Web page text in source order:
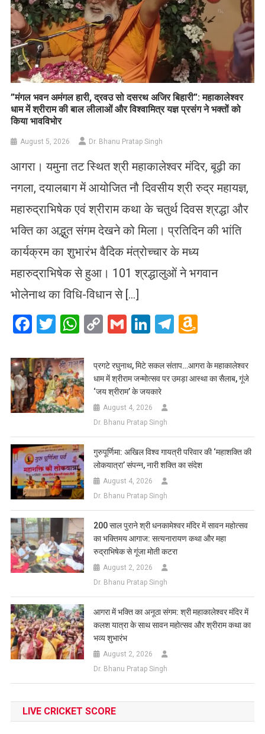
​”मंगल भवन अमंगल हारी, द्रवउ सो दसरथ अजिर बिहारी”: महाकालेश्वर
धाम में श्रीराम की बाल लीलाओं और विश्वामित्र यज्ञ प्रसंग ने भक्तों को
किया भावविभोर
August 5, 2026 Dr. Bhanu Pratap Singh
आगरा। यमुना तट स्थित श्री महाकालेश्वर मंदिर, बूढ़ी का
नगला, दयालबाग में आयोजित नौ दिवसीय श्री रुद्र महायज्ञ,
महारुद्राभिषेक एवं श्रीराम कथा के चतुर्थ दिवस श्रद्धा और
भक्ति का अद्भुत संगम देखने को मिला। प्रतिदिन की भांति
कार्यक्रम का शुभारंभ वैदिक मंत्रोच्चार के मध्य
महारुद्राभिषेक से हुआ। 101 श्रद्धालुओं ने भगवान
भोलेनाथ का विधि-विधान से […]
Facebook
Twitter
WhatsApp
CopyGmailLinkedIn
Telegram
List
प्रगटे रघुनाथ, मिटे सकल संताप…आगरा के महाकालेश्वर
धाम में श्रीराम जन्मोत्सव पर उमड़ा आस्था का सैलाब, गूंजे
‘जय श्रीराम’ के जयकारे
August 4, 2026
Dr. Bhanu Pratap Singh
गुरुपूर्णिमा: अखिल विश्व गायत्री परिवार की ‘महाशक्ति की
लोकयात्रा’ संपन्न, नारी शक्ति का संदेश
August 4, 2026
Dr. Bhanu Pratap Singh
200 साल पुराने श्री धनकामेश्वर मंदिर में सावन महोत्सव
का भक्तिमय आगाज: सत्यनारायण कथा और महा
रुद्राभिषेक से गूंजा मोती कटरा
August 2, 2026
Dr. Bhanu Pratap Singh
आगरा में भक्ति का अनूठा संगम: श्री महाकालेश्वर मंदिर में
कलश यात्रा के साथ सावन महोत्सव और श्रीराम कथा का
भव्य शुभारंभ
August 2, 2026
Dr. Bhanu Pratap Singh
LIVE CRICKET SCORE